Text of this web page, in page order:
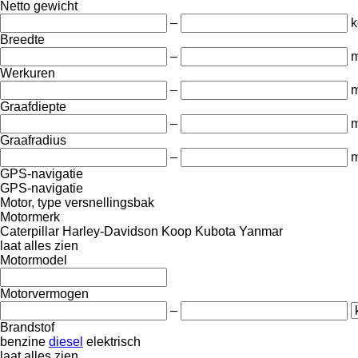
Netto gewicht
–
Breedte
–
Werkuren
–
Graafdiepte
–
Graafradius
–
GPS-navigatie
GPS-navigatie
Motor, type versnellingsbak
Motormerk
Caterpillar Harley-Davidson Koop Kubota Yanmar
laat alles zien
Motormodel
Motorvermogen
–
Brandstof
benzine diesel elektrisch